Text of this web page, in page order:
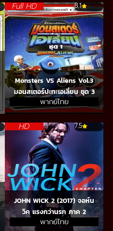
Full HD 8.1
Monsters VS Aliens Vol.3
มอนสเตอร์ปะทะเอเลี่ยน ชุด 3
พากย์ไทย
HD 7.5
JOHN WICK 2 (2017) จอห์น
วิค แรงกว่านรก ภาค 2
พากย์ไทย